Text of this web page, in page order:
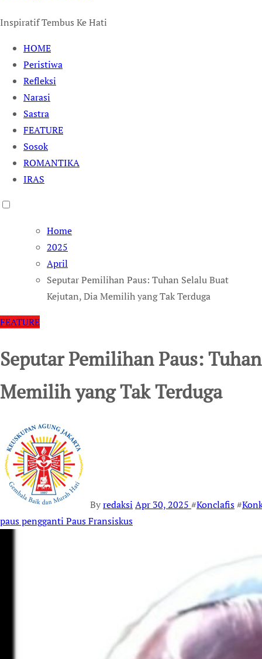
Inspiratif Tembus Ke Hati
HOME
Peristiwa
Refleksi
Narasi
Sastra
FEATURE
Sosok
ROMANTIKA
IRAS
Home
2025
April
Seputar Pemilihan Paus: Tuhan Selalu Buat
Kejutan, Dia Memilih yang Tak Terduga
FEATURE
Seputar Pemilihan Paus:
Memilih yang Tak Terduga
Byredaksi Apr 30, 2025 #Konclafis#
paus pengganti Paus Fransiskus